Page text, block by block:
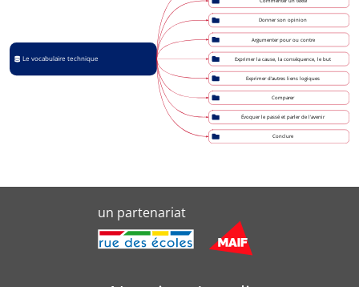
Le vocabulaire technique
Donner son opinion
Argumenter pour ou contre
Exprimer la cause, la conséquence, le but
Exprimer d'autres liens logiques
Comparer
Évoquer le passé et parler de l'avenir
Conclure
un partenariat